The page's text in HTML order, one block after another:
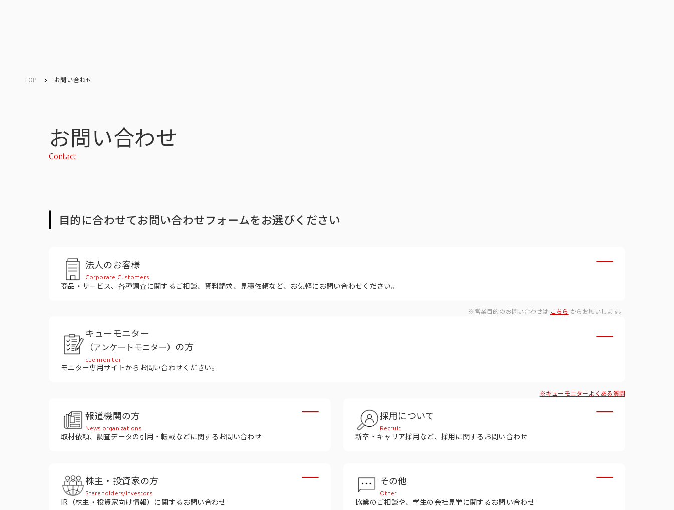
会社概要・所在地 ビジョン
役員紹介
TOP お問い合わせ
お問い合わせ
Contact
目的に合わせてお問い合わせフォームをお選びください
法人のお客様
Corporate Customers
商品・サービス、各種調査に関するご相談、資料請求、見積依頼など、お気軽にお問い合わせください。
※営業目的のお問い合わせは こちら からお願いします。
キューモニター
（アンケートモニター） の方
cue monitor
モニター専用サイトからお問い合わせください。
※キューモニターよくある質問
報道機関の方
News organizations
取材依頼、調査データの引用・転載などに関するお問い合わせ
採用について
Recruit
新卒・キャリア採用など、採用に関するお問い合わせ
株主・投資家の方
Shareholders/Investors
IR（株主・投資家向け情報）に関するお問い合わせ
その他
Other
協業のご相談や、学生の会社見学に関するお問い合わせ